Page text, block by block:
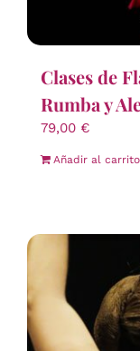
Clases de
Rumba y
79,00 €
Añadir al carrito